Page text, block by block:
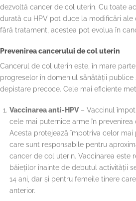
dezvoltă cancer de col uterin. Cu toate
durată cu HPV pot duce la modificări
fără tratament, acestea pot evolua în
Prevenirea cancerului de col uterin
Cancerul de col uterin este, în mare
progreselor în domeniul sănătății
depistare precoce. Cele mai eficiente
Vaccinarea anti-HPV– Vaccinul
cele mai puternice arme în prevenirea
Acesta protejează împotriva celor mai
care sunt responsabile pentru
cancer de col uterin. Vaccinarea este
băieților înainte de debutul activității
14 ani, dar și pentru femeile tinere
anterior.